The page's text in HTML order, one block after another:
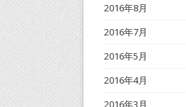
2016年8月
2016年7月
2016年5月
2016年4月
2016年3月